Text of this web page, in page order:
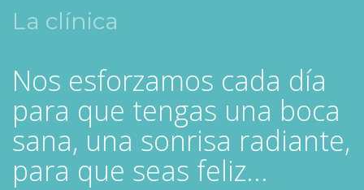
La clínica
Nos esforzamos cada día
para que tengas una boca
sana, una sonrisa radiante,
para que seas feliz...